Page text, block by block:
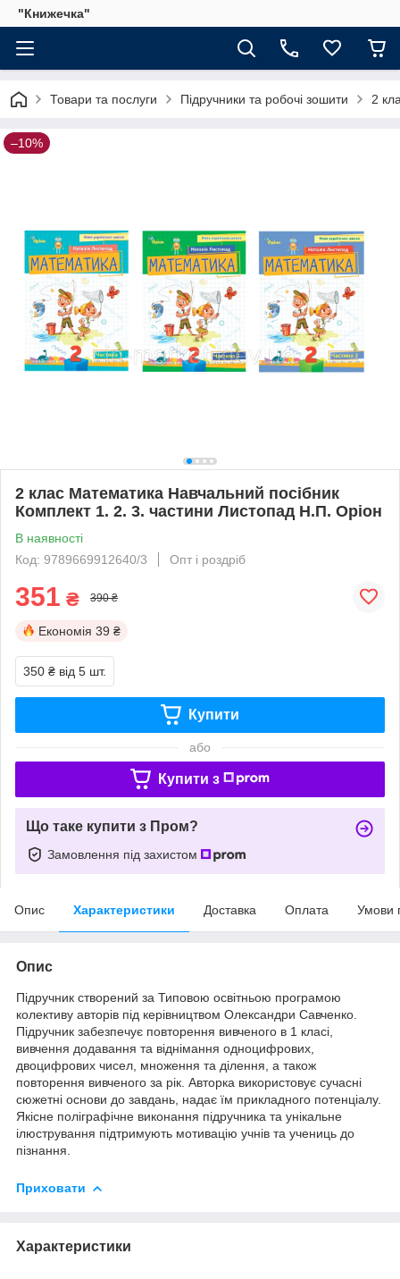
"Книжечка"
Товари та послуги Підручники та робочі зошити 2
–10%
2 клас Математика Навчальний посібник
Комплект 1. 2. 3. частини Листопад Н.П. Оріон
В наявності
Код: 9789669912640/3
Опт і роздріб
351 ₴ 390 ₴
Економія 39 ₴
350 ₴ від 5 шт.
Купити
або
Купити з
Що таке купити з Пром?
Замовлення під захистом
Опис Характеристики Доставка Оплата Умови
Опис
Підручник створений за Типовою освітньою програмою
колективу авторів під керівництвом Олександри Савченко.
Підручник забезпечує повторення вивченого в 1 класі,
вивчення додавання та віднімання одноцифрових,
двоцифрових чисел, множення та ділення, а також
повторення вивченого за рік. Авторка використовує сучасні
сюжетні основи до завдань, надає їм прикладного потенціалу.
Якісне поліграфічне виконання підручника та унікальне
ілюстрування підтримують мотивацію учнів та учениць до
пізнання.
Приховати
Характеристики